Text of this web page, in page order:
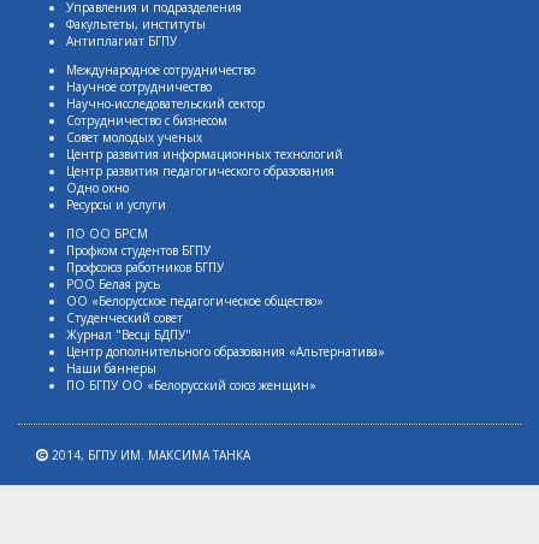
Управления и подразделения
Факультеты, институты
Антиплагиат БГПУ
Международное сотрудничество
Научное сотрудничество
Научно-исследовательский сектор
Сотрудничество с бизнесом
Совет молодых ученых
Центр развития информационных технологий
Центр развития педагогического образования
Одно окно
Ресурсы и услуги
ПО ОО БРСМ
Профком студентов БГПУ
Профсоюз работников БГПУ
РОО Белая русь
ОО «Белорусское педагогическое общество»
Студенческий совет
Журнал "Весцi БДПУ"
Центр дополнительного образования «Альтернатива»
Наши баннеры
ПО БГПУ ОО «Белорусский союз женщин»
2014, БГПУ ИМ. МАКСИМА ТАНКА